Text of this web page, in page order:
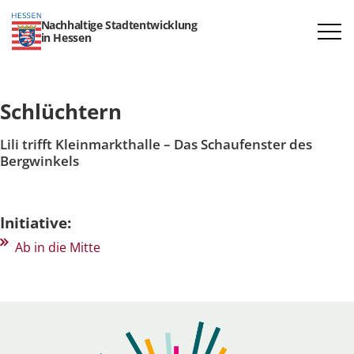
Nachhaltige Stadtentwicklung
in Hessen
Schlüchtern
Lili trifft Kleinmarkthalle – Das Schaufenster des
Bergwinkels
Initiative:
Ab in die Mitte